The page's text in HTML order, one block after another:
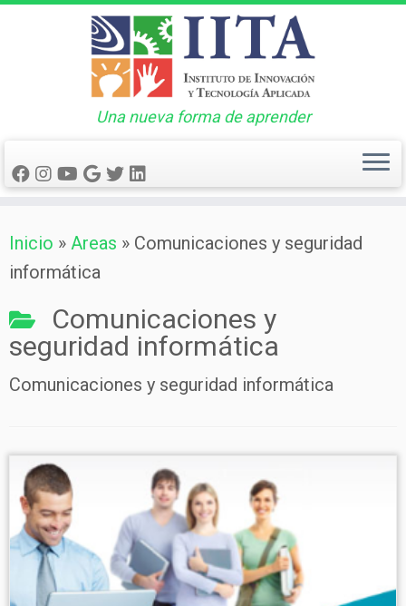
al
contenido
Una nueva forma de aprender
Inicio » Areas » Comunicaciones y seguridad
informática
Comunicaciones y
seguridad informática
Comunicaciones y seguridad informática